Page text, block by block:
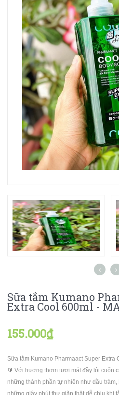
Sữa tắm Kumano
Extra Cool 600ml -
155.000₫
Sữa tắm Kumano Pharmaact Super Extra
🔰 Với hương thơm tươi mát đầy lôi cuốn
những thành phần tự nhiên như dầu
những giây phút thư giãn thật dễ chịu khi